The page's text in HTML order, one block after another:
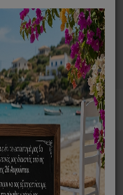
0
MENU
Ρούχων